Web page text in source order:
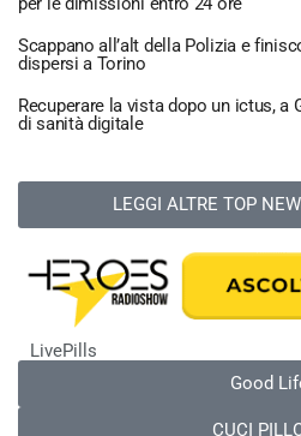
Scappano all’alt della Polizia e
dispersi a Torino
Recuperare la vista dopo un ictus, a
di sanità digitale
LEGGI ALTRE TOP
LivePills
Good
CUCI